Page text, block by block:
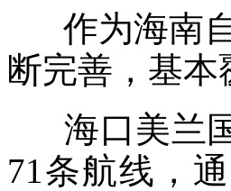
作为海南自
断完善，基
海口美兰国
71条航线，